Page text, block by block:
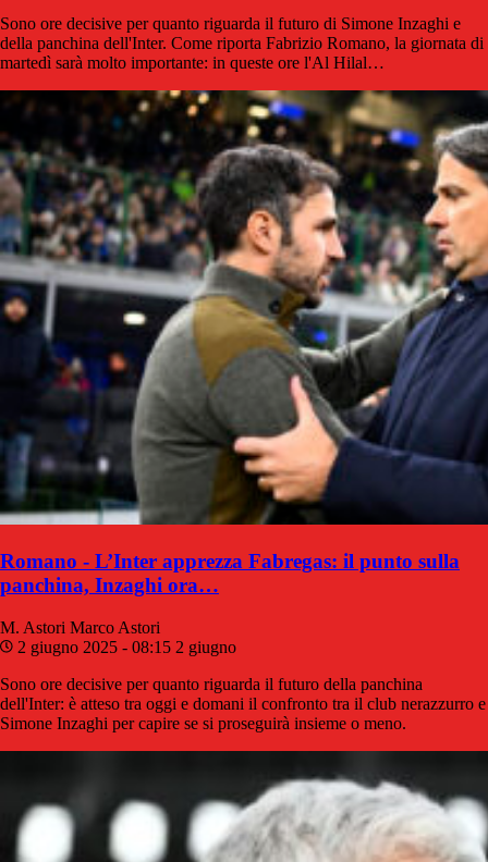
Sono ore decisive per quanto riguarda il futuro di Simone Inzaghi e
della panchina dell'Inter. Come riporta Fabrizio Romano, la giornata di
martedì sarà molto importante: in queste ore l'Al Hilal…
Romano - L’Inter apprezza Fabregas: il punto sulla
panchina, Inzaghi ora…
M. Astori Marco Astori
2 giugno 2025 - 08:15 2 giugno
Sono ore decisive per quanto riguarda il futuro della panchina
dell'Inter: è atteso tra oggi e domani il confronto tra il club nerazzurro e
Simone Inzaghi per capire se si proseguirà insieme o meno.